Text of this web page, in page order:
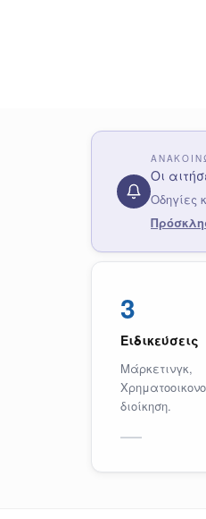
Οι
Οδηγίες
3
Ειδικεύσεις
Μάρκετινγκ,
διοίκηση.